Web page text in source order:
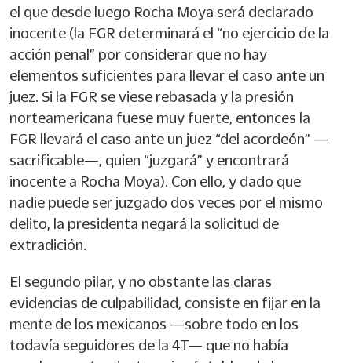
el que desde luego Rocha Moya será declarado
inocente (la FGR determinará el “no ejercicio de la
acción penal” por considerar que no hay
elementos suficientes para llevar el caso ante un
juez. Si la FGR se viese rebasada y la presión
norteamericana fuese muy fuerte, entonces la
FGR llevará el caso ante un juez “del acordeón” —
sacrificable—, quien “juzgará” y encontrará
inocente a Rocha Moya). Con ello, y dado que
nadie puede ser juzgado dos veces por el mismo
delito, la presidenta negará la solicitud de
extradición.
El segundo pilar, y no obstante las claras
evidencias de culpabilidad, consiste en fijar en la
mente de los mexicanos —sobre todo en los
todavía seguidores de la 4T— que no había